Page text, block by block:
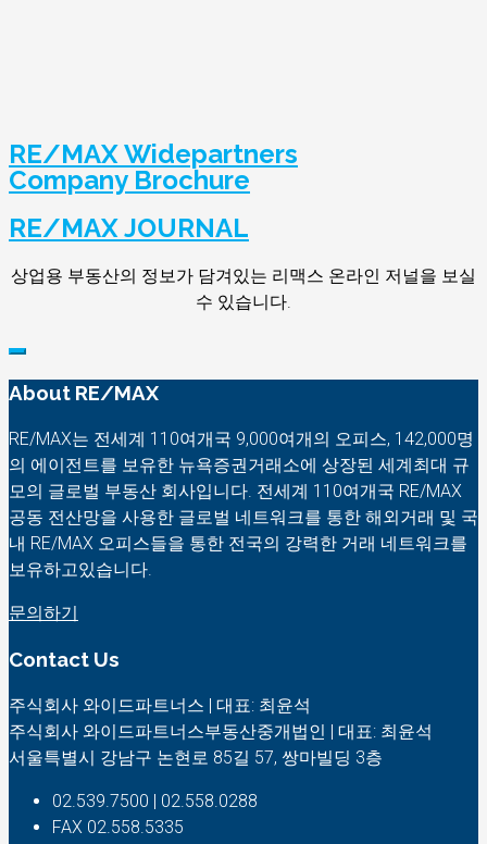
RE/MAX Widepartners
Company Brochure
RE/MAX JOURNAL
상업용 부동산의 정보가 담겨있는 리맥스 온라인 저널을 보실
수 있습니다.
About RE/MAX
RE/MAX는 전세계 110여개국 9,000여개의 오피스, 142,000명
의 에이전트를 보유한 뉴욕증권거래소에 상장된 세계최대 규
모의 글로벌 부동산 회사입니다. 전세계 110여개국 RE/MAX
공동 전산망을 사용한 글로벌 네트워크를 통한 해외거래 및 국
내 RE/MAX 오피스들을 통한 전국의 강력한 거래 네트워크를
보유하고있습니다.
문의하기
Contact Us
주식회사 와이드파트너스 | 대표: 최윤석
주식회사 와이드파트너스부동산중개법인 | 대표: 최윤석
서울특별시 강남구 논현로 85길 57, 쌍마빌딩 3층
02.539.7500 | 02.558.0288
FAX 02.558.5335